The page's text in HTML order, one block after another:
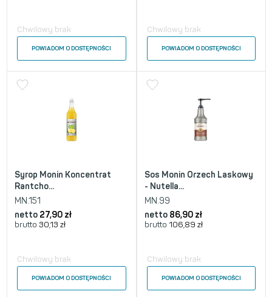
Chwilowy brak
POWIADOM O DOSTĘPNOŚCI
Chwilowy brak
POWIADOM O DOSTĘPNOŚCI
Syrop Monin Koncentrat
Rantcho...
MN.151
netto 27,90 zł
brutto 30,13 zł
Chwilowy brak
POWIADOM O DOSTĘPNOŚCI
Sos Monin Orzech Laskowy
- Nutella...
MN.99
netto 86,90 zł
brutto 106,89 zł
Chwilowy brak
POWIADOM O DOSTĘPNOŚCI